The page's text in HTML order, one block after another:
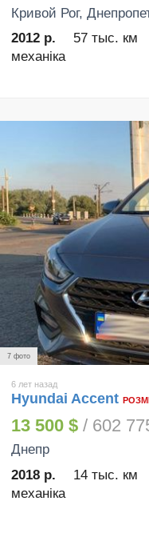
Кривой Рог,
2012 р.
57 тыс. км
механіка
7 фото
6 лет назад
Hyundai Accent
13 500 $ / 602
Днепр
2018 р.
14 тыс. км
механіка